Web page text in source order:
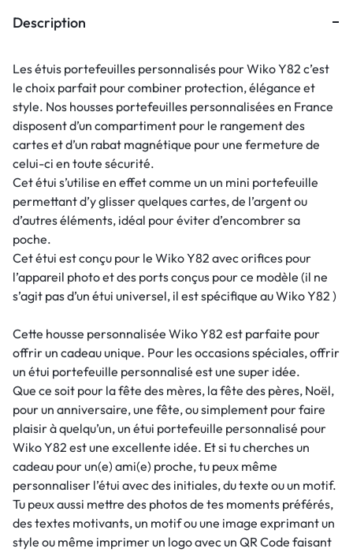
Description
Les étuis portefeuilles personnalisés pour Wiko Y82 c’est
le choix parfait pour combiner protection, élégance et
style. Nos housses portefeuilles personnalisées en France
disposent d’un compartiment pour le rangement des
cartes et d’un rabat magnétique pour une fermeture de
celui-ci en toute sécurité.
Cet étui s’utilise en effet comme un un mini portefeuille
permettant d’y glisser quelques cartes, de l’argent ou
d’autres éléments, idéal pour éviter d’encombrer sa
poche.
Cet étui est conçu pour le Wiko Y82 avec orifices pour
l’appareil photo et des ports conçus pour ce modèle (il ne
s’agit pas d’un étui universel, il est spécifique au Wiko Y82 )
Cette housse personnalisée Wiko Y82 est parfaite pour
offrir un cadeau unique. Pour les occasions spéciales, offrir
un étui portefeuille personnalisé est une super idée.
Que ce soit pour la fête des mères, la fête des pères, Noël,
pour un anniversaire, une fête, ou simplement pour faire
plaisir à quelqu’un, un étui portefeuille personnalisé pour
Wiko Y82 est une excellente idée. Et si tu cherches un
cadeau pour un(e) ami(e) proche, tu peux même
personnaliser l’étui avec des initiales, du texte ou un motif.
Tu peux aussi mettre des photos de tes moments préférés,
des textes motivants, un motif ou une image exprimant un
style ou même imprimer un logo avec un QR Code faisant